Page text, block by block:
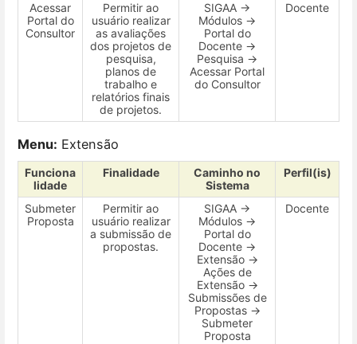
Acessar
Portal do
Consultor
Permitir ao
usuário realizar
as avaliações
dos projetos de
pesquisa,
planos de
trabalho e
relatórios finais
de projetos.
SIGAA →
Módulos →
Portal do
Docente →
Pesquisa →
Acessar Portal
do Consultor
Docente
Menu: Extensão
Funciona
lidade
Finalidade
Caminho no
Sistema
Perfil(is)
Submeter
Proposta
Permitir ao
usuário realizar
a submissão de
propostas.
SIGAA →
Módulos →
Portal do
Docente →
Extensão →
Ações de
Extensão →
Submissões de
Propostas →
Submeter
Proposta
Docente